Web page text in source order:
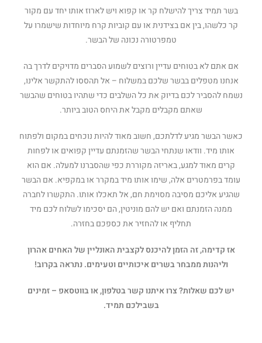
בשר תמיד צריך להישלח קר או קפוא ויש לארוז אותו יחד עם מקור
קר כלשהו, ​בין אם בצידנית או עם קוביות קרח מיוחדות שישמרו על
טמפרטורה נכונה של הבשר.
אם אתם לא בטוחים עדיין ורוצים לשמוע הסברים מדויקים לדרך בה
אנחנו מטפלים בבשר שלכם במשלוח – אל תהססו להתקשר אלינו,
נשמח להסביר לכם בדיוק את כל השלבים כדי שתהיו בטוחים שהבשר
שאתם מקבלים מקבל את היחס הטוב ביותר.
כאשר הבשר מגיע לדלתכם, חשוב מאוד להיות נוכחים במקום ולפתוח
אותו מיד. וודאו שנתחי הבשר שהזמנתם עדיין קפואים או לפחות
קרים מאוד למגע, באריזה מקוררת כפי שהסברנו למעלה. אם הוא
עומד בפרמטרים אלה, שימו אותו מיד במקרר או במקפיא. אם הבשר
שהגיע אליכם מסיבה מסוימת חם, אל תאכלו אותו. התקשרו לחברה
ממנה הזמנתם ואם יש להם מוניטין, הם יסכימו לשלוח לכם מיד
תחליף או להחזיר את כספכם בחזרה.
אז קדימה, זה הזמן להיכנס לקצבית האונליין של האחים אהרון
וליהנות ממבחר בשרים איכותיים וטעימים. נתראה בקרוב!
יש לכם שאלות? צרו איתנו קשר בטלפון, או בווטסאפ – זמינים
בשבילכם תמיד.